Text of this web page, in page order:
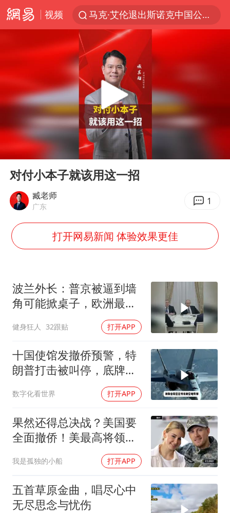
视频
马克·艾伦退出斯诺克中国公开赛
情侣平潭拍日出坠崖1死1伤
央视新主播李秋莹孙亚鹏亮相
酒店回应车内过夜被收150元
黄金牛市回来了吗
杭州全市有序停课
全民健身事业高质量发展
台当局重金为“台独”织“皇帝新衣”
老挝国会主席赛宋蓬逝世
夏日经济乘“热”而上 消费市场向“新”而行
乐享全民健身 共筑健康中国
Play
对付小本子就该用这一招
臧老师
广东 1
打开网易新闻 体验效果更佳
波兰外长：普京被逼到墙
角可能掀桌子，欧洲最担
心的不是俄军有多强
健身狂人 32跟贴 打开APP
十国使馆发撤侨预警，特
朗普打击被叫停，底牌将
数字化看世界 打开APP
果然还得总决战？美国要
全面撤侨！美最高将领：
我是孤独的小船 打开APP
五首草原金曲，唱尽心中
无尽思念与忧伤